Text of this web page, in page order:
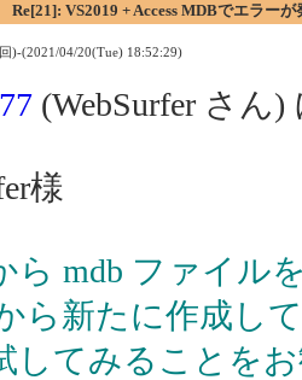
Re[21]: VS2019 + Access MDBでエラーが
)-(2021/04/20(Tue) 18:52:29)
(WebSurfer さん)
様
ら mdb ファイル
ら新たに作成し
してみることを